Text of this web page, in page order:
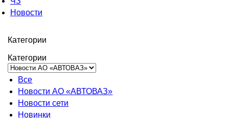
Новости
Категории
Категории
Все
Новости АО «АВТОВАЗ»
Новости сети
Новинки